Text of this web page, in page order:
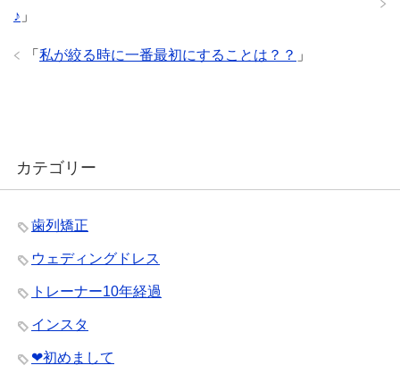
♪ 」
「 私が絞る時に一番最初にすることは？？ 」
カテゴリー
歯列矯正
ウェディングドレス
トレーナー10年経過
インスタ
❤︎初めまして